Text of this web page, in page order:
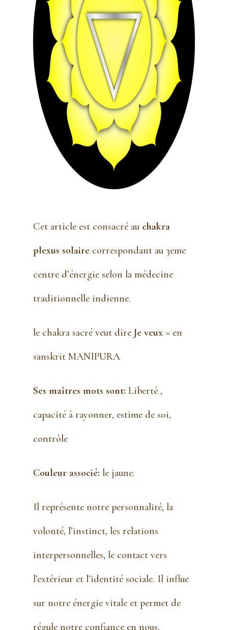
Cet article est consacré au chakra
plexus solairecorrespondant au 3eme
centre d’énergie selon la médecine
traditionnelle indienne.
le chakra sacré veut dire Je veux= en
sanskrit MANIPURA
Ses maîtres mots sont: Liberté ,
capacité à rayonner, estime de soi,
contrôle
Couleur associé:le jaune.
Il représente notre personnalité, la
volonté, l’instinct, les relations
interpersonnelles, le contact vers
l’extérieur et l’identité sociale. Il influe
sur notre énergie vitale et permet de
régule notre confiance en nous.